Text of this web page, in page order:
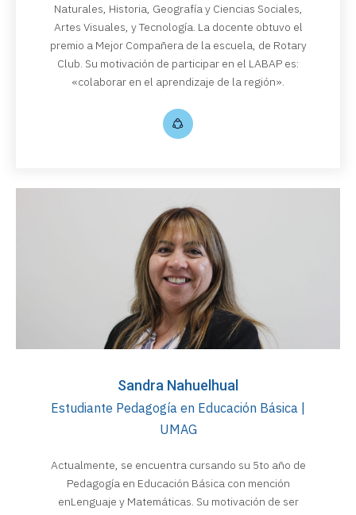
Naturales, Historia, Geografía y Ciencias Sociales,
Artes Visuales, y Tecnología. La docente obtuvo el
premio a Mejor Compañera de la escuela, de Rotary
Club. Su motivación de participar en el LABAP es:
«colaborar en el aprendizaje de la región».
Sandra Nahuelhual
Estudiante Pedagogía en Educación Básica |
UMAG
Actualmente, se encuentra cursando su 5to año de
Pedagogía en Educación Básica con mención
enLenguaje y Matemáticas. Su motivación de ser